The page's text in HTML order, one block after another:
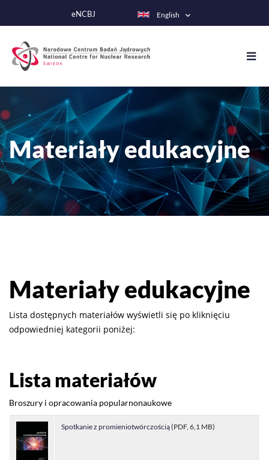
to
content
eNCBJ English
Materiały edukacyjne
Materiały edukacyjne
Lista dostępnych materiałów wyświetli się po kliknięciu
odpowiedniej kategorii poniżej:
Lista materiałów
Broszury i opracowania popularnonaukowe
Spotkanie z promieniotwórczością(PDF, 6,1 MB)